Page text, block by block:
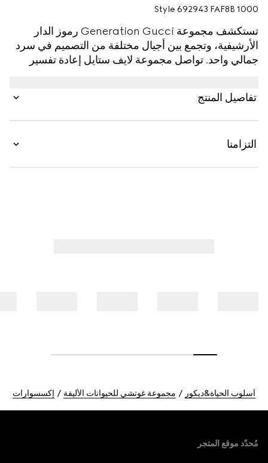
Style ‎692943 FAF8B 1000
تستكشف مجموعة Generation Gucci رموز الدار
الأرشيفية، وتجمع بين أجيال مختلفة من التصميم في سرد
جمالي واحد. تواصل مجموعة لايف ستايل إعادة تفسير
تفاصيل المنتج
التزامنا
أسلوب الحياة&ديكور مجموعة غوتشي للحيوانات الأليفة إكسسوارات
مُحدّد موقع المتجر